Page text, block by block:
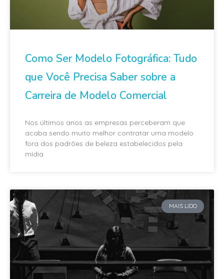
Como Ser Modelo Fotográfica: Tudo
que Você Precisa Saber sobre a
Carreira de Modelo Comercial
Nos últimos anos as empresas perceberam que
acaba sendo muito melhor contratar uma modelo
fora dos padrões de beleza estabelecidos pela
mídia
MAIS LIDO